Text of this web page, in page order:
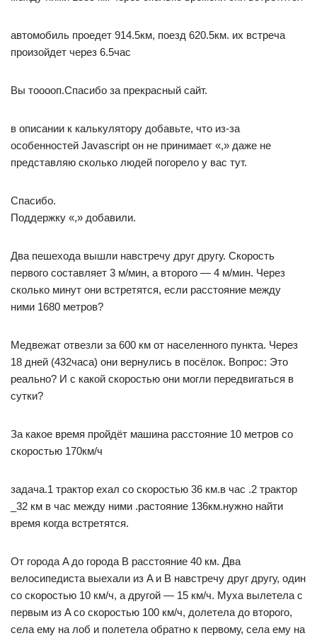
автомобиль проедет 914.5км, поезд 620.5км. их встреча
произойдет через 6.5час
Вы тооооп.Спасибо за прекрасный сайт.
в описании к калькулятору добавьте, что из-за
особенностей Javascript он не принимает «,» даже не
представляю сколько людей погорело у вас тут.
Спасибо.
Поддержку «,» добавили.
Два пешехода вышли навстречу друг другу. Скорость
первого составляет 3 м/мин, а второго — 4 м/мин. Через
сколько минут они встретятся, если расстояние между
ними 1680 метров?​
Медвежат отвезли за 600 км от населенного пункта. Через
18 дней (432часа) они вернулись в посёлок. Вопрос: Это
реально? И с какой скоростью они могли передвигаться в
сутки?
За какое время пройдёт машина расстояние 10 метров со
скоростью 170км/ч
задача.1 трактор ехал со скоростью 36 км.в час .2 трактор
_32 км в час между ними .растояние 136км.нужно найти
время когда встретятся.
От города A до города B расстояние 40 км. Два
велосипедиста выехали из A и B навстречу друг другу, один
со скоростью 10 км/ч, а другой — 15 км/ч. Муха вылетела с
первым из A со скоростью 100 км/ч, долетела до второго,
села ему на лоб и полетела обратно к первому, села ему на